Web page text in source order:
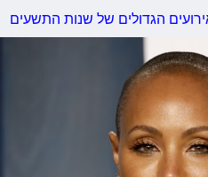
הגדולים של שנות התשעים